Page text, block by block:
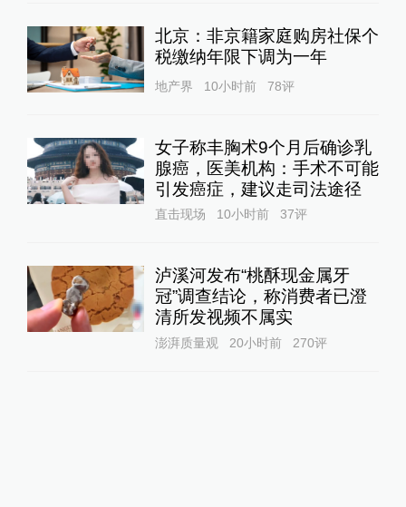
北京：非京籍家庭购房社保个
税缴纳年限下调为一年
地产界 10小时前 78评
女子称丰胸术9个月后确诊乳
腺癌，医美机构：手术不可能
引发癌症，建议走司法途径
直击现场 10小时前 37评
泸溪河发布“桃酥现金属牙
冠”调查结论，称消费者已澄
清所发视频不属实
澎湃质量观 20小时前 270评